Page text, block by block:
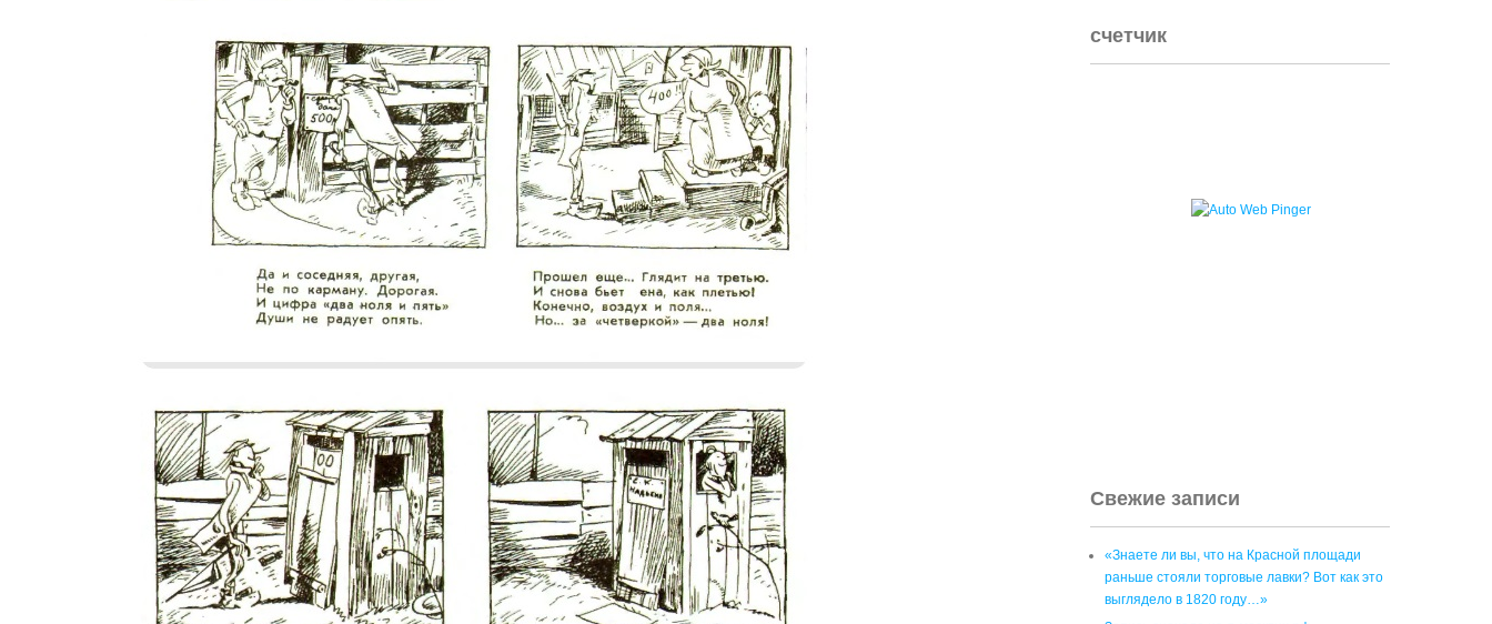
счетчик
Свежие записи
«Знаете ли вы, что на Красной площади
раньше стояли торговые лавки? Вот как это
выглядело в 1820 году…»